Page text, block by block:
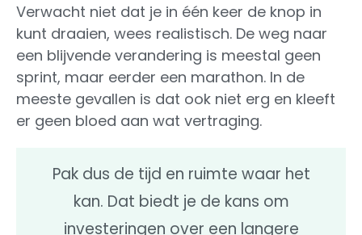
Verwacht niet dat je in één keer de knop in
kunt draaien, wees realistisch. De weg naar
een blijvende verandering is meestal geen
sprint, maar eerder een marathon. In de
meeste gevallen is dat ook niet erg en kleeft
er geen bloed aan wat vertraging.
Pak dus de tijd en ruimte waar het
kan. Dat biedt je de kans om
investeringen over een langere